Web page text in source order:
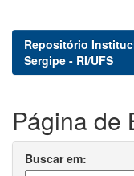
Repositório
Sergipe - RI/UFS
Página de
Buscar em: